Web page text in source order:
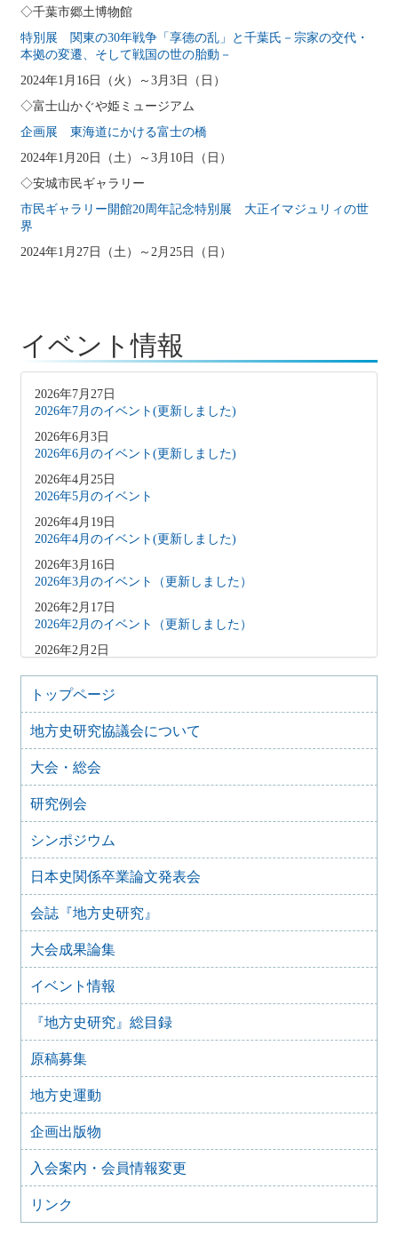
◇千葉市郷土博物館
特別展 関東の30年戦争「享德の乱」と千葉氏－宗家の交代・
本拠の変遷、そして戦国の世の胎動－
2024年1月16日（火）～3月3日（日）
◇富士山かぐや姫ミュージアム
企画展 東海道にかける富士の橋
2024年1月20日（土）～3月10日（日）
◇安城市民ギャラリー
市民ギャラリー開館20周年記念特別展 大正イマジュリィの世
界
2024年1月27日（土）～2月25日（日）
イベント情報
2026年7月27日
2026年7月のイベント(更新しました)
2026年6月3日
2026年6月のイベント(更新しました)
2026年4月25日
2026年5月のイベント
2026年4月19日
2026年4月のイベント(更新しました)
2026年3月16日
2026年3月のイベント（更新しました）
2026年2月17日
2026年2月のイベント（更新しました）
2026年2月2日
2026年1月9日
2026年1月のイベント(更新しました)
2025年12月10日
2025年12月のイベント
2025年10月31日
2025年11月のイベント（更新しました）
2025年9月20日
2025年10月のイベント(更新しました)
2025年8月のイベント
2025年7月27日
2025年7月のイベント(更新しました)
2025年6月2日
2025年6月のイベント
2025年4月26日
2025年5月のイベント
2025年4月25日
2025年4月のイベント(更新しました)
2025年3月1日
2025年3月のイベント
2025年2月のイベント
2024年11月22日
2024年12月のイベント
2024年10月29日
2024年11月のイベント
トップページ
地方史研究協議会について
大会・総会
研究例会
シンポジウム
日本史関係卒業論文発表会
会誌『地方史研究』
大会成果論集
イベント情報
『地方史研究』総目録
原稿募集
地方史運動
企画出版物
入会案内・会員情報変更
リンク